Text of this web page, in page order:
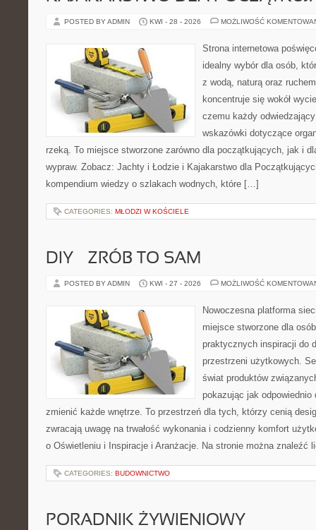
POSTED BY ADMIN KWI - 28 - 2026 MOŻLIWOŚĆ
Strona internetowa
idealny wybór dla osób,
z wodą, naturą oraz
koncentruje się wokół
czemu każdy
wskazówki dotyczące
rzeką. To miejsce stworzone zarówno dla początkujących, jak i
wypraw. Zobacz: Jachty i Łodzie i Kajakarstwo dla
kompendium wiedzy o szlakach wodnych, które […]
CATEGORIES: MŁODZI W KOŚCIELE
DIY – ZRÓB TO SAM
POSTED BY ADMIN KWI - 27 - 2026 MOŻLIWOŚĆ
Nowoczesna platforma
miejsce stworzone dla
praktycznych inspiracji do
przestrzeni użytkowych.
świat produktów
pokazując jak odpowiednio
zmienić każde wnętrze. To przestrzeń dla tych, którzy cenią
zwracają uwagę na trwałość wykonania i codzienny komfort
o Oświetleniu i Inspiracje i Aranżacje. Na stronie można znaleźć
CATEGORIES: BUDOWNICTWO
PORADNIK ŻYWIENIOWY